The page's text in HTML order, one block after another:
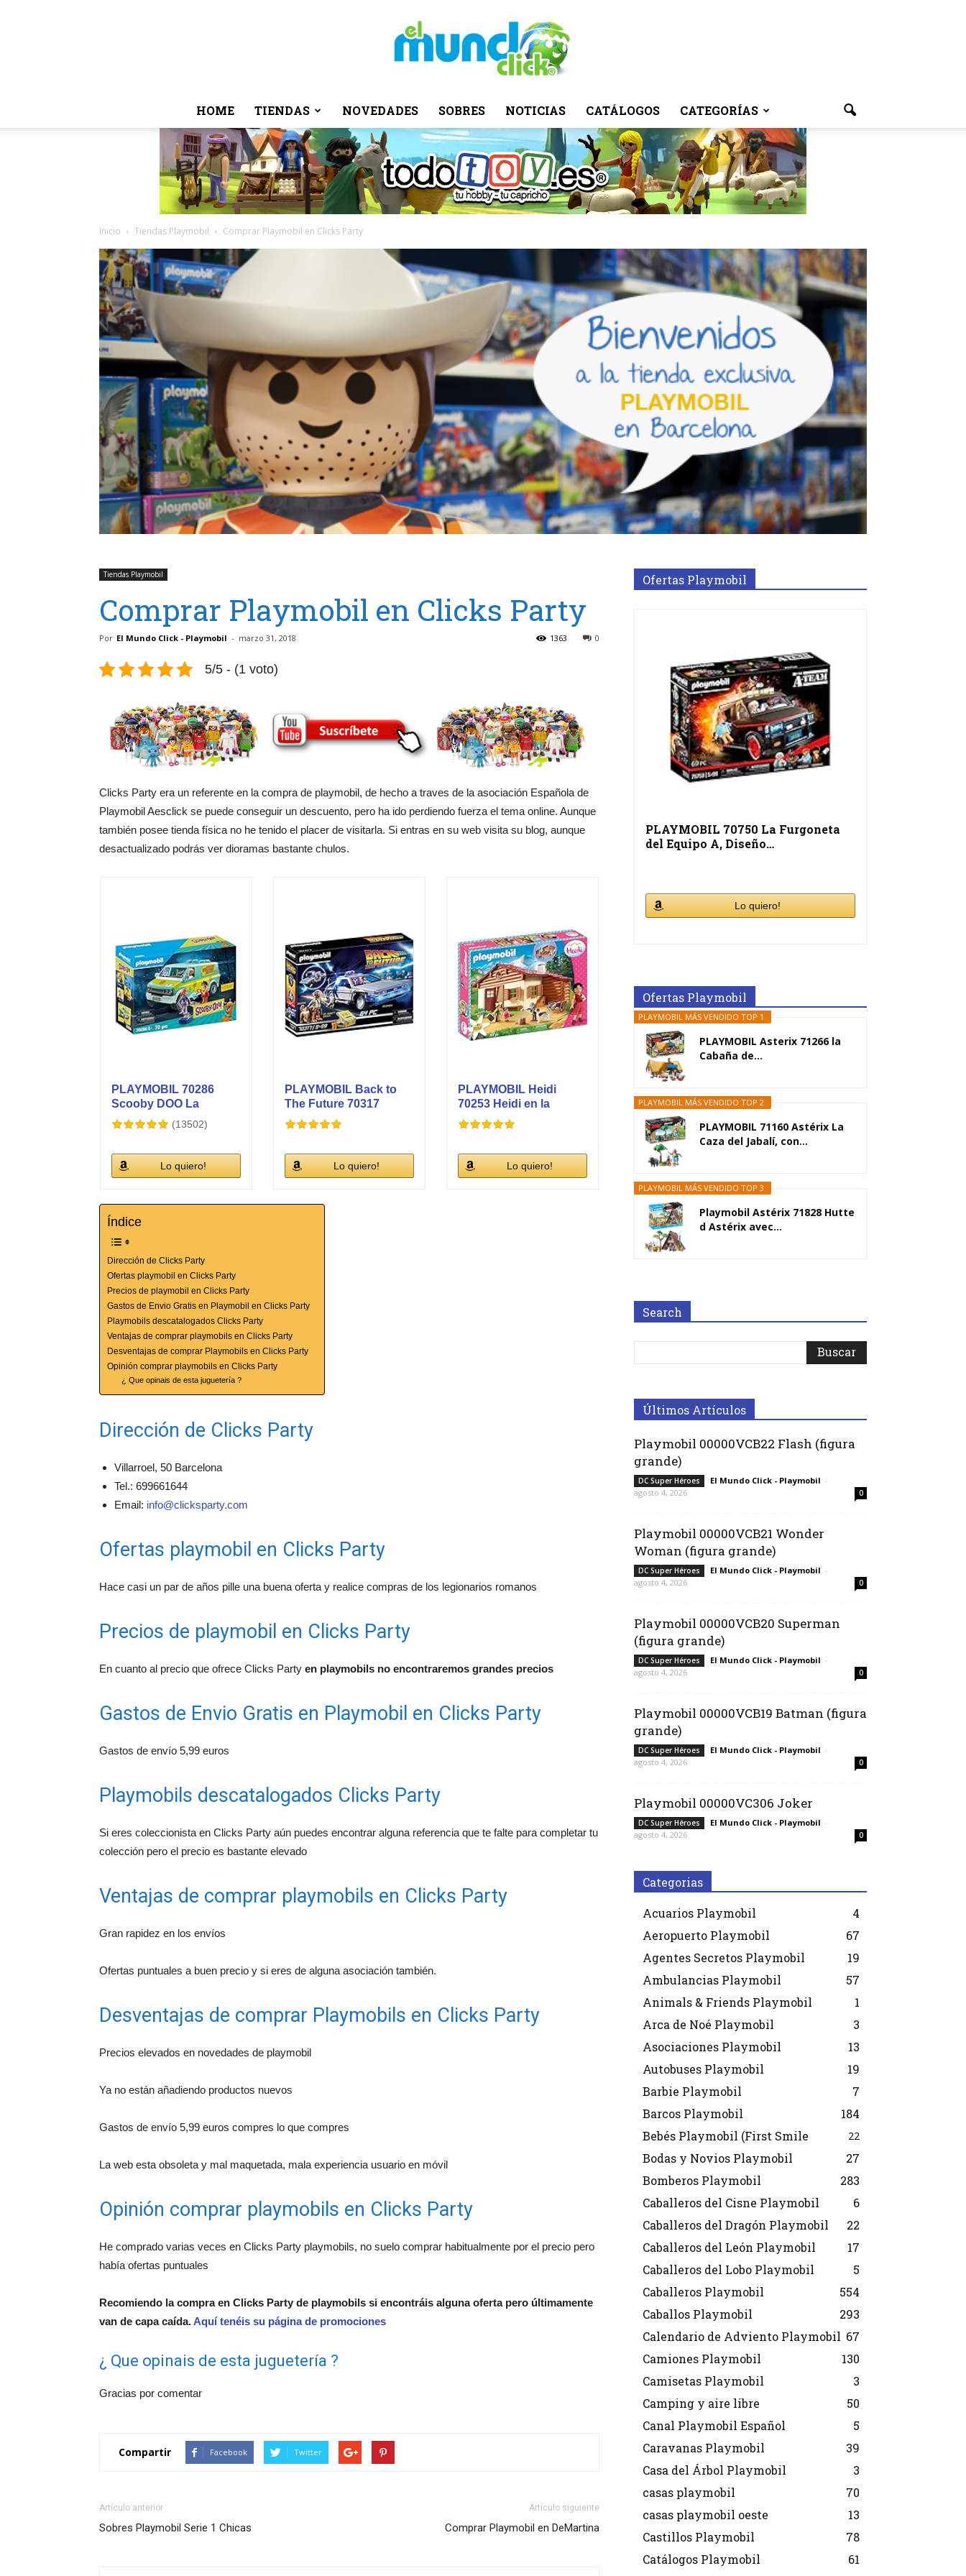
El
Click
HOME TIENDAS NOVEDADES SOBRES NOTICIAS CATÁLOGOS CATEGORÍAS
Inicio Tiendas Playmobil Comprar Playmobil en Clicks Party
Tiendas Playmobil
Comprar Playmobil en Clicks Party
Por El Mundo Click - Playmobil - marzo 31, 2018 0
1363
5/5 - (1 voto)
Clicks Party era un referente en la compra de playmobil, de hecho a traves de la asociación Española de
Playmobil Aesclick se puede conseguir un descuento, pero ha ido perdiendo fuerza el tema online. Aunque
también posee tienda física no he tenido el placer de visitarla. Si entras en su web visita su blog, aunque
desactualizado podrás ver dioramas bastante chulos.
PLAYMOBIL 70286
Scooby DOO La
Máquina del...
(13502)
Lo quiero!
PLAYMOBIL Back to
The Future 70317
Delorean con...
Lo quiero!
PLAYMOBIL Heidi
70253 Heidi en la
Cabaña de los...
Lo quiero!
Índice
Dirección de Clicks Party
Ofertas playmobil en Clicks Party
Precios de playmobil en Clicks Party
Gastos de Envio Gratis en Playmobil en Clicks Party
Playmobils descatalogados Clicks Party
Ventajas de comprar playmobils en Clicks Party
Desventajas de comprar Playmobils en Clicks Party
Opinión comprar playmobils en Clicks Party
¿ Que opinais de esta juguetería ?
Dirección de Clicks Party
Villarroel, 50 Barcelona
Tel.: 699661644
Email: info@clicksparty.com
Ofertas playmobil en Clicks Party
Hace casi un par de años pille una buena oferta y realice compras de los legionarios romanos
Precios de playmobil en Clicks Party
En cuanto al precio que ofrece Clicks Party en playmobils no encontraremos grandes precios
Gastos de Envio Gratis en Playmobil en Clicks Party
Gastos de envío 5,99 euros
Playmobils descatalogados Clicks Party
Si eres coleccionista en Clicks Party aún puedes encontrar alguna referencia que te falte para completar tu
colección pero el precio es bastante elevado
Ventajas de comprar playmobils en Clicks Party
Gran rapidez en los envíos
Ofertas puntuales a buen precio y si eres de alguna asociación también.
Desventajas de comprar Playmobils en Clicks Party
Precios elevados en novedades de playmobil
Ya no están añadiendo productos nuevos
Gastos de envío 5,99 euros compres lo que compres
La web esta obsoleta y mal maquetada, mala experiencia usuario en móvil
Opinión comprar playmobils en Clicks Party
He comprado varias veces en Clicks Party playmobils, no suelo comprar habitualmente por el precio pero
había ofertas puntuales
Recomiendo la compra en Clicks Party de playmobils si encontráis alguna oferta pero últimamente
van de capa caída.Aquí tenéis su página de promociones
¿ Que opinais de esta juguetería ?
Gracias por comentar
Compartir Facebook Twitter
Artículo anterior
Sobres Playmobil Serie 1 Chicas
Artículo siguiente
Comprar Playmobil en DeMartina
Ofertas Playmobil
PLAYMOBIL 70750 La Furgoneta
del Equipo A, Diseño…
Lo quiero!
Ofertas Playmobil
PLAYMOBIL MÁS VENDIDO TOP 1
PLAYMOBIL Asterix 71266 la
Cabaña de...
PLAYMOBIL MÁS VENDIDO TOP 2
PLAYMOBIL 71160 Astérix La
Caza del Jabalí, con...
PLAYMOBIL MÁS VENDIDO TOP 3
Playmobil Astérix 71828 Hutte
d Astérix avec...
Search
Últimos Artículos
Playmobil 00000VCB22 Flash (figura
grande)
DC Super Héroes El Mundo Click - Playmobil -
agosto 4, 2026
0
Playmobil 00000VCB21 Wonder
Woman (figura grande)
DC Super Héroes El Mundo Click - Playmobil -
agosto 4, 2026
0
Playmobil 00000VCB20 Superman
(figura grande)
DC Super Héroes El Mundo Click - Playmobil -
agosto 4, 2026
0
Playmobil 00000VCB19 Batman (figura
grande)
DC Super Héroes El Mundo Click - Playmobil -
agosto 4, 2026
0
Playmobil 00000VC306 Joker
DC Super Héroes El Mundo Click - Playmobil -
agosto 4, 2026
0
Categorias
Acuarios Playmobil
4
Aeropuerto Playmobil
67
Agentes Secretos Playmobil
19
Ambulancias Playmobil
57
Animals & Friends Playmobil
1
Arca de Noé Playmobil
3
Asociaciones Playmobil
13
Autobuses Playmobil
19
Barbie Playmobil
7
Barcos Playmobil
184
Bebés Playmobil (First Smile
22
Bodas y Novios Playmobil
27
Bomberos Playmobil
283
Caballeros del Cisne Playmobil
6
Caballeros del Dragón Playmobil
22
Caballeros del León Playmobil
17
Caballeros del Lobo Playmobil
5
Caballeros Playmobil
554
Caballos Playmobil
293
Calendario de Adviento Playmobil 67
Camiones Playmobil
130
Camisetas Playmobil
3
Camping y aire libre
50
Canal Playmobil Español
5
Caravanas Playmobil
39
Casa del Árbol Playmobil
3
casas playmobil
70
casas playmobil oeste
13
Castillos Playmobil
78
Catálogos Playmobil
61